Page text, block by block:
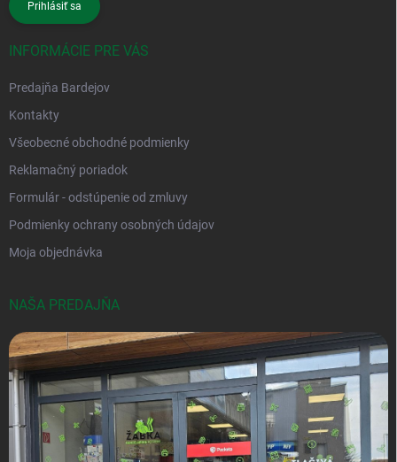
Prihlásiť sa
INFORMÁCIE PRE VÁS
Predajňa Bardejov
Kontakty
Všeobecné obchodné podmienky
Reklamačný poriadok
Formulár - odstúpenie od zmluvy
Podmienky ochrany osobných údajov
Moja objednávka
NAŠA PREDAJŇA